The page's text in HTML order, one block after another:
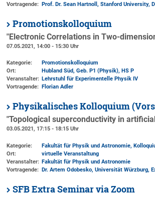
Vortragende: Prof. Dr. Sean Hartnoll, Stanford University,
Promotionskolloquium
"Electronic Correlations in Two-
07.05.2021, 14:00 - 15:30 Uhr
Kategorie:
Promotionskolloquium
Ort:
Hubland Süd, Geb. P1 (Physik), HS P
Veranstalter: Lehrstuhl für Experimentelle Physik IV
Vortragende: Florian Adler
Physikalisches Kolloquium
"Topological superconductivity in
03.05.2021, 17:15 - 18:15 Uhr
Kategorie:
Fakultät für Physik und Astronomie,
Ort:
virtuelle Veranstaltung
Veranstalter: Fakultät für Physik und Astronomie
Vortragende: Dr. Artem Odobesko, Universität Würzburg,
SFB Extra Seminar via Zoom